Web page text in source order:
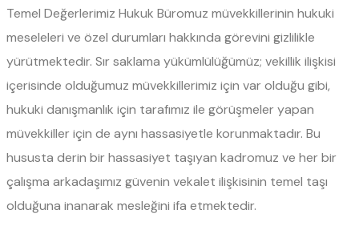
Temel Değerlerimiz Hukuk Büromuz müvekkillerinin hukuki
meseleleri ve özel durumları hakkında görevini gizlilikle
yürütmektedir. Sır saklama yükümlülüğümüz; vekillik ilişkisi
içerisinde olduğumuz müvekkillerimiz için var olduğu gibi,
hukuki danışmanlık için tarafımız ile görüşmeler yapan
müvekkiller için de aynı hassasiyetle korunmaktadır. Bu
hususta derin bir hassasiyet taşıyan kadromuz ve her bir
çalışma arkadaşımız güvenin vekalet ilişkisinin temel taşı
olduğuna inanarak mesleğini ifa etmektedir.